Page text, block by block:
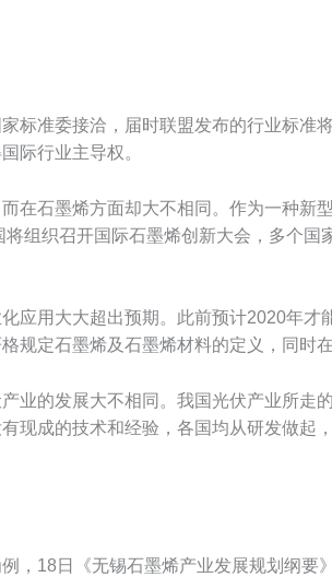
准委接洽，届时联盟发布的行业标准
际行业主导权。
石墨烯方面却大不相同。作为一种新
组织召开国际石墨烯创新大会，多个
用大大超出预期。此前预计2020年才
规定石墨烯及石墨烯材料的定义，同时
的发展大不相同。我国光伏产业所走
现成的技术和经验，各国均从研发做起
18日《无锡石墨烯产业发展规划纲要》